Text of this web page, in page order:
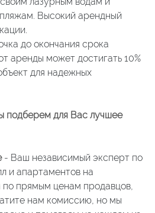
Высокий арендный
до окончания срока
аренды может достигать 10%
для надежных
подберем для Вас лучшее
- Ваш независимый эксперт по
и апартаментов на
прямым ценам продавцов,
нам комиссию, но мы